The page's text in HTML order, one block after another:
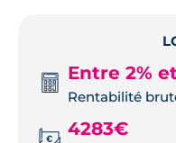
Entre 2%
Rentabilité
4283€